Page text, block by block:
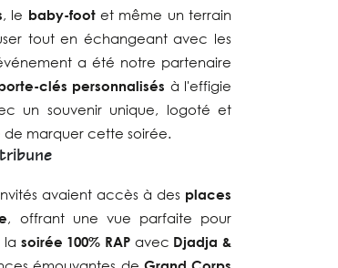
, le baby-footet même un terrain
tout en échangeant avec les
a été notre partenaire
clés personnalisés à l'effigie
un souvenir unique, logoté et
de marquer cette soirée.
avaient accès à des places
, offrant une vue parfaite pour
la soirée 100% RAPavec Djadja &